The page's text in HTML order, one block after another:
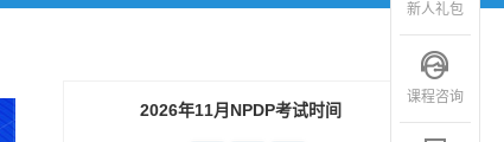
2026年11月NPDP考试时间
新人礼包
课程咨询